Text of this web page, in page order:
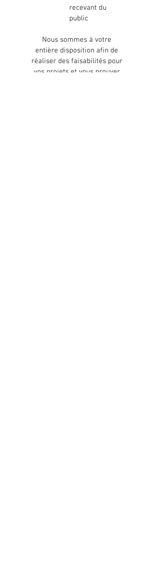
recevant du
public
Nous sommes à votre
entière disposition afin de
réaliser des faisabilités pour
vos projets et vous prouver